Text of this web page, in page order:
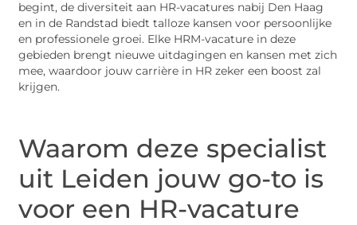
begint, de diversiteit aan HR-vacatures nabij Den Haag
en in de Randstad biedt talloze kansen voor persoonlijke
en professionele groei. Elke HRM-vacature in deze
gebieden brengt nieuwe uitdagingen en kansen met zich
mee, waardoor jouw carrière in HR zeker een boost zal
krijgen.
Waarom deze specialist
uit Leiden jouw go-to is
voor een HR-vacature